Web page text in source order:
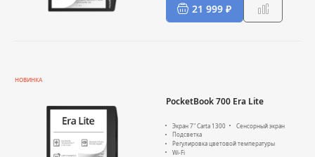
21 999 ₽
НОВИНКА
PocketBook 700 Era Lite
Экран 7" Carta 1300
Сенсорный экран
Подсветка
Регулировка цветовой температуры
Wi-Fi